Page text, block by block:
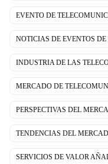
EVENTO DE
NOTICIAS DE EVENTOS
INDUSTRIA DE LAS
MERCADO DE
PERSPECTIVAS DEL
TENDENCIAS DEL
SERVICIOS DE VALOR